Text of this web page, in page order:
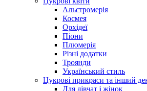
Альстромерія
Космея
Орхідеї
Піони
Плюмерія
Різні додатки
Троянди
Український стиль
Цукрові прикраси та інший
Для дівчат і жінок